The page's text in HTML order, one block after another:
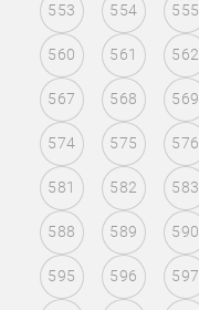
553 554 555
560 561 562
567 568 569
574 575 576
581 582 583
588 589 590
595 596 597